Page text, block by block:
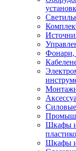
Фонари,
Шкафы
Шкафы